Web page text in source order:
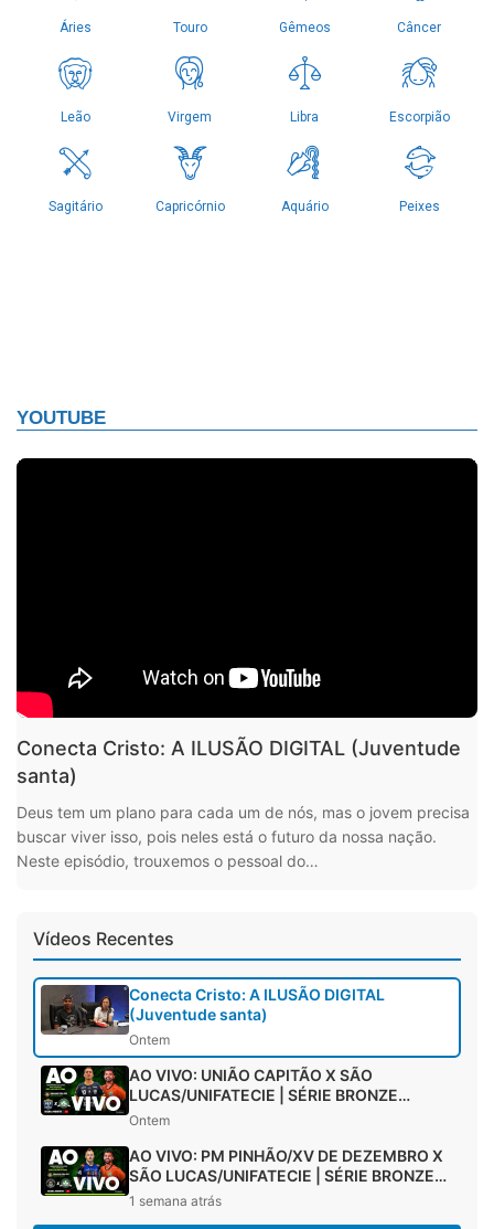
YOUTUBE
Conecta Cristo: A ILUSÃO DIGITAL (Juventude
santa)
Deus tem um plano para cada um de nós, mas o jovem precisa
buscar viver isso, pois neles está o futuro da nossa nação.
Neste episódio, trouxemos o pessoal do…
Vídeos Recentes
Conecta Cristo: A ILUSÃO DIGITAL
(Juventude santa)
Ontem
AO VIVO: UNIÃO CAPITÃO X SÃO
LUCAS/UNIFATECIE | SÉRIE BRONZE
PARANAENSE FUTSAL 2026
Ontem
AO VIVO: PM PINHÃO/XV DE DEZEMBRO X
SÃO LUCAS/UNIFATECIE | SÉRIE BRONZE
PARANAENSE FUTSAL 2026
1 semana atrás